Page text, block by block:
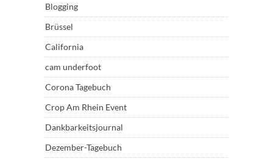
Blogging
Brüssel
California
cam underfoot
Corona Tagebuch
Crop Am Rhein Event
Dankbarkeitsjournal
Dezember-Tagebuch